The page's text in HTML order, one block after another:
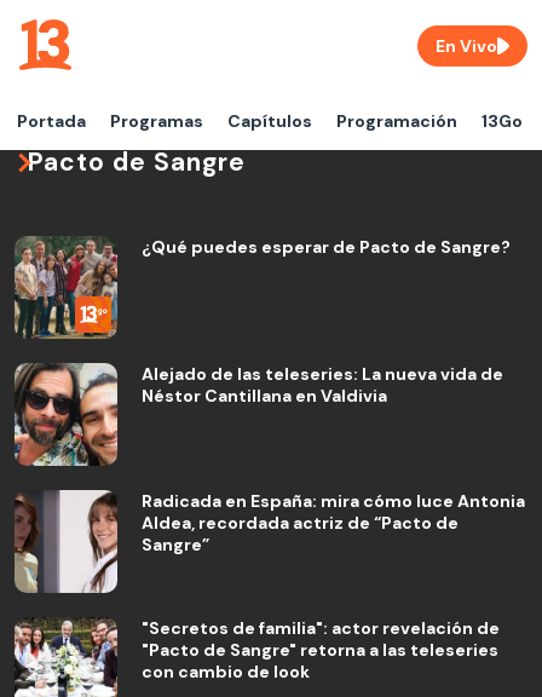
Portada Programas Capítulos Programación 13Go
En Vivo
Pacto de Sangre
¿Qué puedes esperar de Pacto de Sangre?
Alejado de las teleseries: La nueva vida de
Néstor Cantillana en Valdivia
Radicada en España: mira cómo luce Antonia
Aldea, recordada actriz de “Pacto de
Sangre”
"Secretos de familia": actor revelación de
"Pacto de Sangre" retorna a las teleseries
con cambio de look